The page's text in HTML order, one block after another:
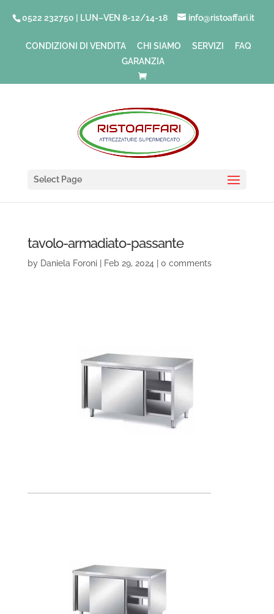
0522 232750 | LUN–VEN 8-12/14-18 info@ristoaffari.it
CONDIZIONI DI VENDITA CHI SIAMO SERVIZI
FAQ
GARANZIA
Select Page
tavolo-armadiato-passante
by Daniela Foroni| Feb 29, 2024 0 comments